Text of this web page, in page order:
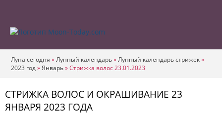
Луна сегодня »Лунный календарь»Лунный календарь стрижек»
2023 год»Январь»Стрижка волос 23.01.2023
СТРИЖКА ВОЛОС И ОКРАШИВАНИЕ 23
ЯНВАРЯ 2023 ГОДА